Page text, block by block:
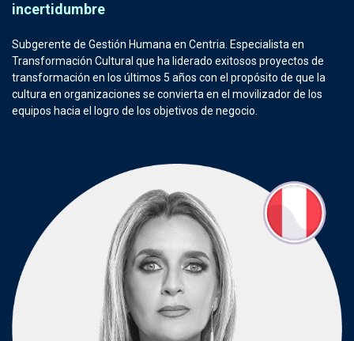
incertidumbre
Subgerente de Gestión Humana en Centria. Especialista en
Transformación Cultural que ha liderado exitosos proyectos de
transformación en los últimos 5 años con el propósito de que la
cultura en organizaciones se convierta en el movilizador de los
equipos hacia el logro de los objetivos de negocio.